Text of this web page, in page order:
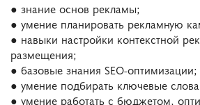
● знание основ рекламы;
● умение планировать рекламную
● навыки настройки контекстной
размещения;
● базовые знания SEO-оптимизации;
● умение подбирать ключевые
● умение работать с бюджетом,